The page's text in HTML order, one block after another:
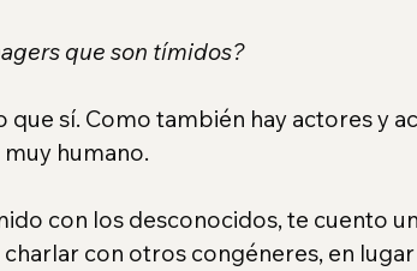
que son tímidos?
que sí. Como también hay actores y
humano.
con los desconocidos, te cuento
charlar con otros congéneres, en